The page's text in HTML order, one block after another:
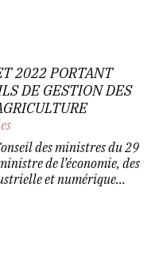
2022 PORTANT
DE GESTION DES
des ministres du 29
de l’économie, des
et numérique...